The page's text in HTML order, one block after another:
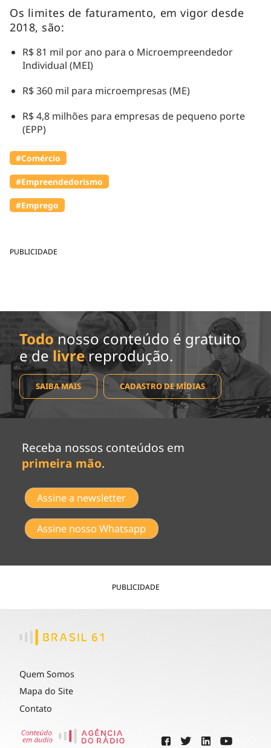
PUBLICIDADE
Os limites de faturamento, em vigor desde
2018, são:
R$ 81 mil por ano para o Microempreendedor
Individual (MEI)
R$ 360 mil para microempresas (ME)
R$ 4,8 milhões para empresas de pequeno porte
(EPP)
#Comércio
#Empreendedorismo
#Emprego
Todo nosso conteúdo é gratuito
e de livrereprodução.
SAIBA MAIS CADASTRO DE MÍDIAS
Receba nossos conteúdos em
primeira mão.
Assine a newsletter
Assine nosso Whatsapp
PUBLICIDADE
Quem Somos
Mapa do Site
Contato